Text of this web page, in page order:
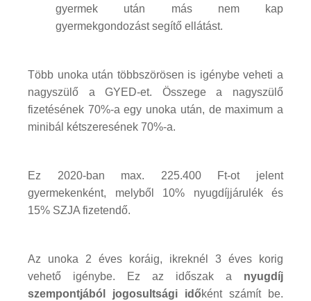
gyermek után más nem kap
gyermekgondozást segítő ellátást.
Több unoka után többszörösen is igénybe veheti a
nagyszülő a GYED-et. Összege a nagyszülő
fizetésének 70%-a egy unoka után, de maximum a
minibál kétszeresének 70%-a.
Ez 2020-ban max. 225.400 Ft-ot jelent
gyermekenként, melyből 10% nyugdíjjárulék és
15% SZJA fizetendő.
Az unoka 2 éves koráig, ikreknél 3 éves korig
vehető igénybe. Ez az időszak a nyugdíj
szempontjából jogosultsági időként számít be.